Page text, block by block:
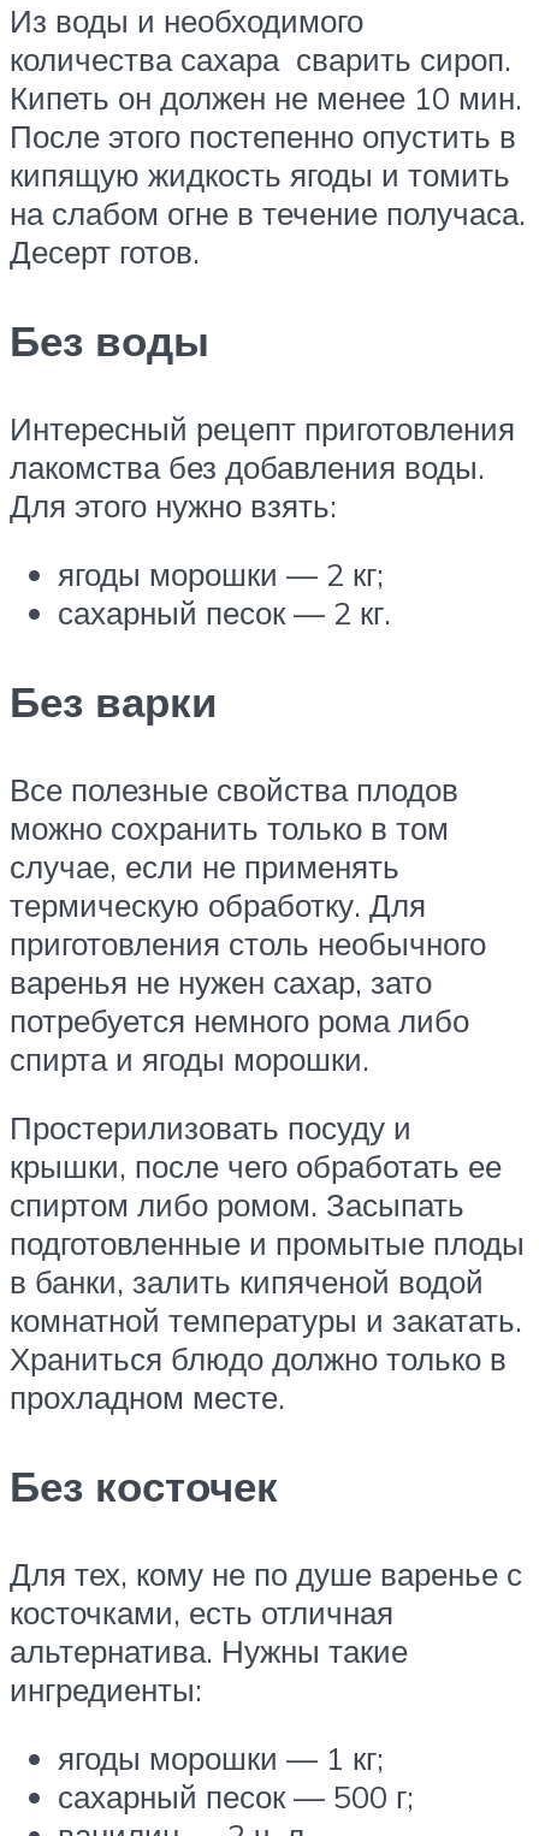
Из воды и необходимого
количества сахара сварить сироп.
Кипеть он должен не менее 10 мин.
После этого постепенно опустить в
кипящую жидкость ягоды и томить
на слабом огне в течение получаса.
Десерт готов.
Без воды
Интересный рецепт приготовления
лакомства без добавления воды.
Для этого нужно взять:
ягоды морошки — 2 кг;
сахарный песок — 2 кг.
Без варки
Все полезные свойства плодов
можно сохранить только в том
случае, если не применять
термическую обработку. Для
приготовления столь необычного
варенья не нужен сахар, зато
потребуется немного рома либо
спирта и ягоды морошки.
Простерилизовать посуду и
крышки, после чего обработать ее
спиртом либо ромом. Засыпать
подготовленные и промытые плоды
в банки, залить кипяченой водой
комнатной температуры и закатать.
Храниться блюдо должно только в
прохладном месте.
Без косточек
Для тех, кому не по душе варенье с
косточками, есть отличная
альтернатива. Нужны такие
ингредиенты:
ягоды морошки — 1 кг;
сахарный песок — 500 г;